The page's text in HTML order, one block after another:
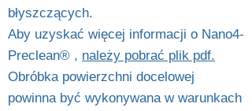
błyszczących.
Aby uzyskać więcej informacji o Nano4-
Preclean® , należy pobrać plik pdf.
Obróbka powierzchni docelowej
powinna być wykonywana w warunkach